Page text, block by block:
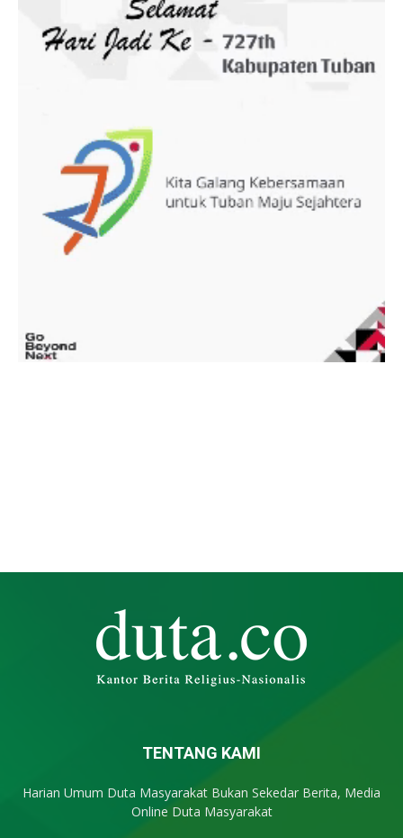
TENTANG KAMI
Harian Umum Duta Masyarakat Bukan Sekedar Berita, Media
Online Duta Masyarakat